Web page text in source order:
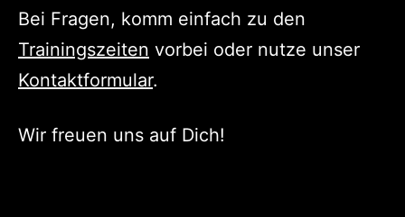
Bei Fragen, komm einfach zu den
Trainingszeiten vorbei oder nutze unser
Kontaktformular.
Wir freuen uns auf Dich!